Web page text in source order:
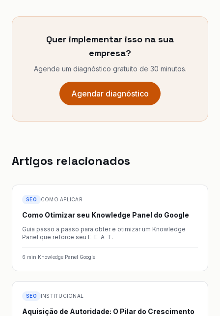
Quer implementar isso na sua
empresa?
Agende um diagnóstico gratuito de 30 minutos.
Agendar diagnóstico
Artigos relacionados
SEO COMO APLICAR
Como Otimizar seu Knowledge Panel do Google
Guia passo a passo para obter e otimizar um Knowledge
Panel que reforce seu E-E-A-T.
6 min·Knowledge Panel Google
SEO INSTITUCIONAL
Aquisição de Autoridade: O Pilar do Crescimento